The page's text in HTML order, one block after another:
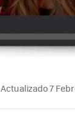
Actualizado 7